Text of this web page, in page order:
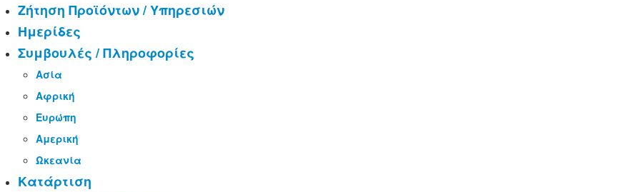
Ζήτηση Προϊόντων / Υπηρεσιών
Ημερίδες
Συμβουλές / Πληροφορίες
Ασία
Αφρική
Ευρώπη
Αμερική
Ωκεανία
Κατάρτιση